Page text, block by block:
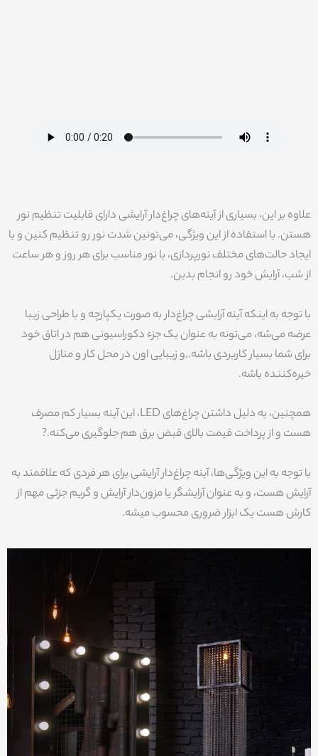
علاوه بر این، بسیاری از آینه‌های چراغ‌دار آرایشی دارای قابلیت تنظیم نور
هستن. با استفاده از این ویژگی، می‌تونین شدت نور رو تنظیم کنین و با
ایجاد حالت‌های مختلف نورپردازی، با نور مناسب برای هر روز و هر ساعت
از شب، آرایش خود رو انجام بدین.
با توجه به اینکه آینه آرایشی چراغ‌دار به صورت یکپارچه و با طراحی زیبا
عرضه می‌شه، می‌تونه به عنوان یک جزء دکوراسیونی هم در اتاق خود
برای شما بسیار کاربردی باشه.,و زیبایی اون در محل کار و منازل
خیره‌کننده باشه.
همچنین، به دلیل داشتن چراغ‌های LED، این آینه بسیار کم مصرف
هست و از پرداخت قیمت بالای قبض برق هم جلوگیری می‌کنه.?
با توجه به این ویژگی‌ها، آینه چراغ‌دار آرایشی برای هر فردی که علاقمند به
آرایش هست، و به عنوان آرایشگر یا مزون‌دار آرایش و گریم جزئی مهم از
کارش هست یک ابزار ضروری‌ محسوب میشه.